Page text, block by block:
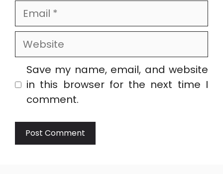
Email
Website
Save my name, email, and website
in this browser for the next time I
comment.